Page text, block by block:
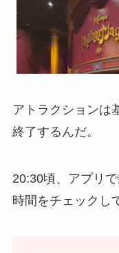
アトラクションは
終了するんだ。
20:30頃、アプリ
時間をチェックし